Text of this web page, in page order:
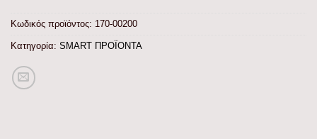
Κωδικός προϊόντος: 170-00200
Κατηγορία: SMART ΠΡΟΪΟΝΤΑ